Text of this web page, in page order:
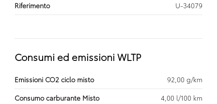
Riferimento
U-34079
Consumi ed emissioni WLTP
Emissioni CO2 ciclo misto
92,00 g/km
Consumo carburante Misto
4,00 l/100 km